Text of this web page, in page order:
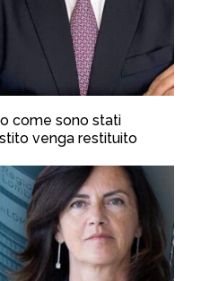
come sono stati
venga restituito